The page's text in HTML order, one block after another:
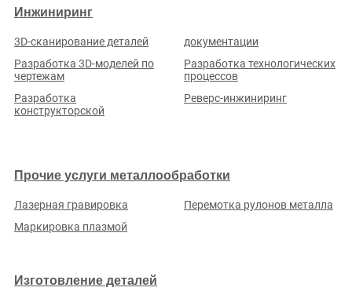
Инжиниринг
3D-сканирование деталей
Разработка 3D-моделей по
чертежам
Разработка
конструкторской
документации
Разработка технологических
процессов
Реверс-инжиниринг
Прочие услуги металлообработки
Лазерная гравировка
Маркировка плазмой
Перемотка рулонов металла
Изготовление деталей